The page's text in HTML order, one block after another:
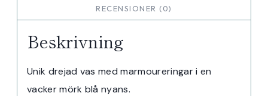
RECENSIONER (0)
Beskrivning
Unik drejad vas med marmoureringar i en
vacker mörk blå nyans.